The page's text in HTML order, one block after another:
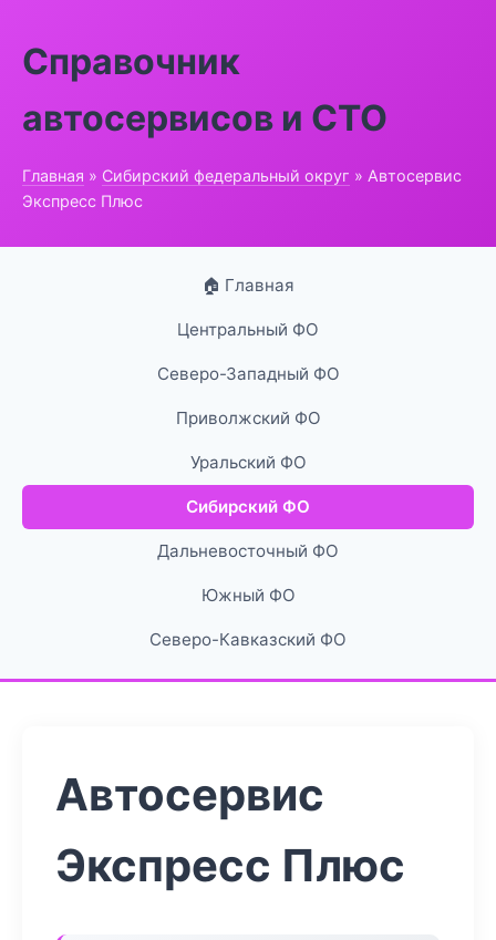
Справочник
автосервисов и СТО
Главная » Сибирский федеральный округ » Автосервис
Экспресс Плюс
🏠 Главная
Центральный ФО
Северо-Западный ФО
Приволжский ФО
Уральский ФО
Сибирский ФО
Дальневосточный ФО
Южный ФО
Северо-Кавказский ФО
Автосервис
Экспресс Плюс